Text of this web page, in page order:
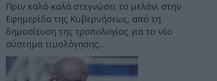
Πριν καλά-καλά στεγνώσει το μελάνι στην
Εφημερίδα της Κυβερνήσεως, από τη
δημοσίευση της τροπολογίας για το νέο
σύστημα τιμολόγησης...